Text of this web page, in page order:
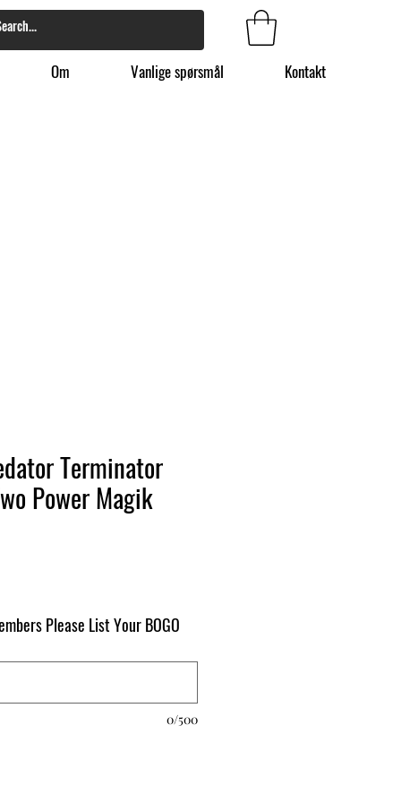
Om Vanlige spørsmål Kontakt
Terminator
Power Magik
Please List Your BOGO
0/500